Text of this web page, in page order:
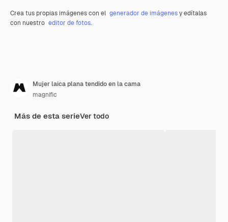
Crea tus propias imágenes con el generador de imágenesy edítalas
con nuestro editor de fotos.
Mujer laica plana tendido en la cama
magnific
Más de esta serieVer todo